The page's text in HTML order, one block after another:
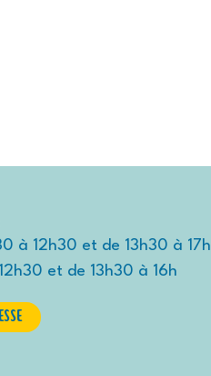
à 12h30 et de 13h30 à 17h
et de 13h30 à 16h